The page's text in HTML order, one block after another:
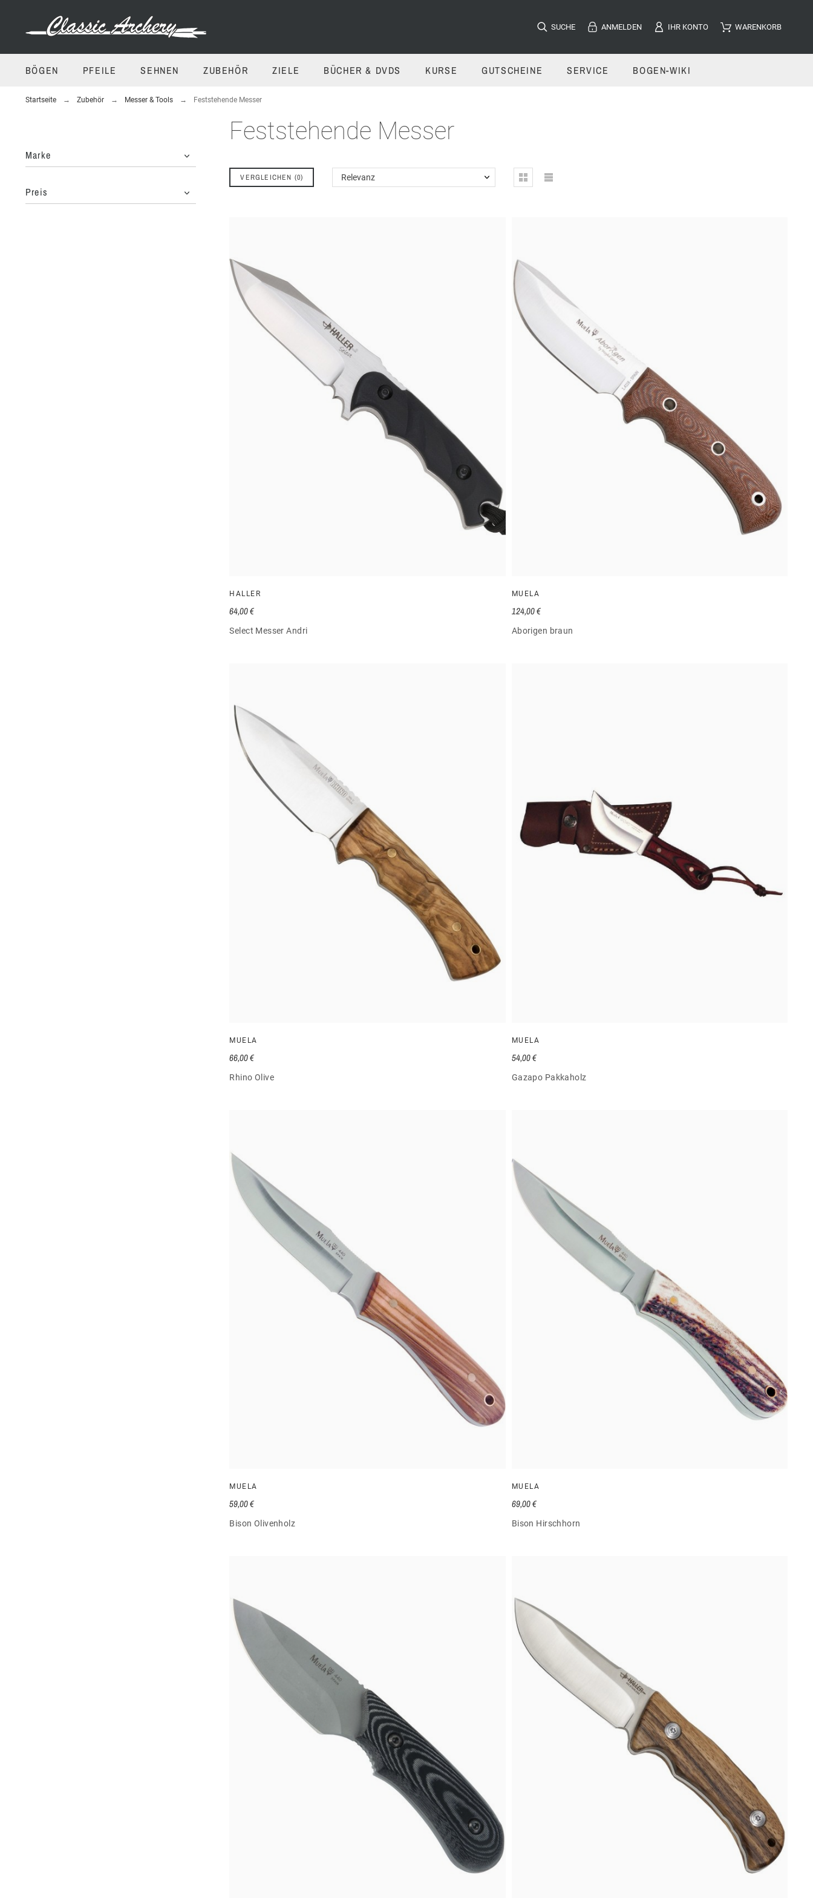
ANMELDEN IHR KONTO WARENKORB
SUCHE
BÖGEN PFEILE SEHNEN ZUBEHÖR ZIELE BÜCHER & DVDS KURSE GUTSCHEINE SERVICE BOGEN-WIKI
Startseite Zubehör Messer & Tools Feststehende Messer
Marke
Preis
Feststehende Messer
VERGLEICHEN (0) Relevanz
HALLER
Select Messer Andri
64,00 €
MUELA
Aborigen braun
124,00 €
MUELA
Rhino Olive
66,00 €
MUELA
Gazapo Pakkaholz
54,00 €
MUELA
Bison Olivenholz
59,00 €
MUELA
Bison Hirschhorn
69,00 €